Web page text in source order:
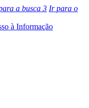
a busca 3 Ir para o
à Informação